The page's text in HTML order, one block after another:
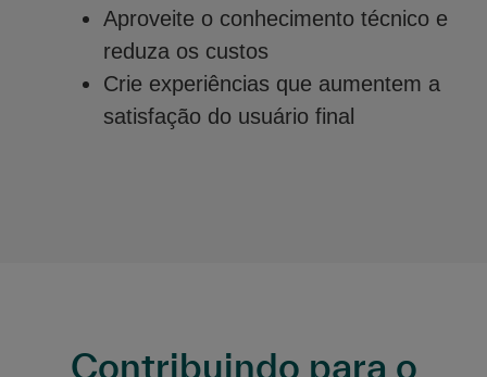
Aproveite o conhecimento técnico e
reduza os custos
Crie experiências que aumentem a
satisfação do usuário final
Contribuindo para o